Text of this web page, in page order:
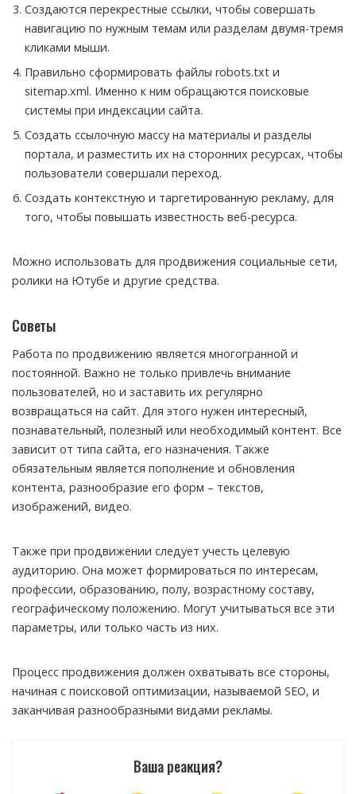
Создаются перекрестные ссылки, чтобы совершать
навигацию по нужным темам или разделам двумя-тремя
кликами мыши.
Правильно сформировать файлы robots.txt и
sitemap.xml. Именно к ним обращаются поисковые
системы при индексации сайта.
Создать ссылочную массу на материалы и разделы
портала, и разместить их на сторонних ресурсах, чтобы
пользователи совершали переход.
Создать контекстную и таргетированную рекламу, для
того, чтобы повышать известность веб-ресурса.
Можно использовать для продвижения социальные сети,
ролики на Ютубе и другие средства.
Советы
Работа по продвижению является многогранной и
постоянной. Важно не только привлечь внимание
пользователей, но и заставить их регулярно
возвращаться на сайт. Для этого нужен интересный,
познавательный, полезный или необходимый контент. Все
зависит от типа сайта, его назначения. Также
обязательным является пополнение и обновления
контента, разнообразие его форм – текстов,
изображений, видео.
Также при продвижении следует учесть целевую
аудиторию. Она может формироваться по интересам,
профессии, образованию, полу, возрастному составу,
географическому положению. Могут учитываться все эти
параметры, или только часть из них.
Процесс продвижения должен охватывать все стороны,
начиная с поисковой оптимизации, называемой SEO, и
заканчивая разнообразными видами рекламы.
Ваша реакция?